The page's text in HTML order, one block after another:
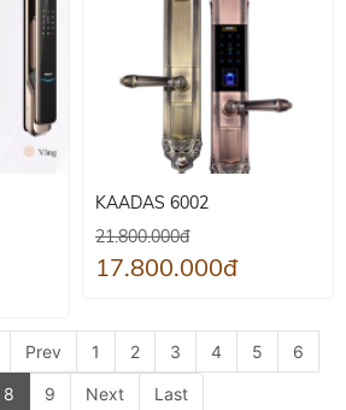
KAADAS 6002
21.800.000đ
17.800.000đ
Prev 1 2 3 4 5 6
8 9 Next Last